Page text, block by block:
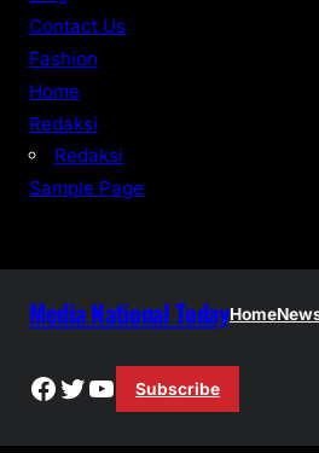
Contact Us
Fashion
Home
Redaksi
Redaksi
Sample Page
Media National TodayHome
Facebook
Twitter
YouTube
Subscribe